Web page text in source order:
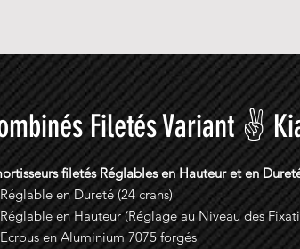
Filetés Variant ✌
filetés Réglables en Hauteur et en
Réglable en Dureté (24 crans)
Réglable en Hauteur (Réglage au Niveau des
Ecrous en Aluminium 7075 forgés